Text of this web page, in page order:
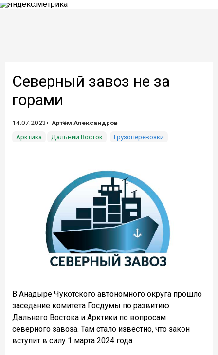
Северный завоз не за
горами
14.07.2023
Артём Александров
Арктика
Дальний Восток Грузоперевозки
В Анадыре Чукотского автономного округа прошло
заседание комитета Госдумы по развитию
Дальнего Востока и Арктики по вопросам
северного завоза. Там стало известно, что закон
вступит в силу 1 марта 2024 года.